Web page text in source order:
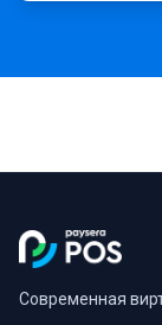
Современная